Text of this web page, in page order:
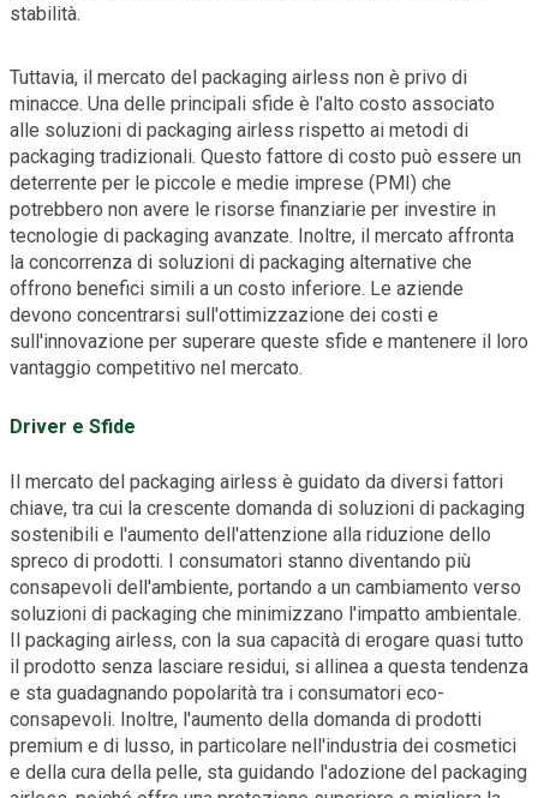
stabilità.
Tuttavia, il mercato del packaging airless non è privo di
minacce. Una delle principali sfide è l'alto costo associato
alle soluzioni di packaging airless rispetto ai metodi di
packaging tradizionali. Questo fattore di costo può essere un
deterrente per le piccole e medie imprese (PMI) che
potrebbero non avere le risorse finanziarie per investire in
tecnologie di packaging avanzate. Inoltre, il mercato affronta
la concorrenza di soluzioni di packaging alternative che
offrono benefici simili a un costo inferiore. Le aziende
devono concentrarsi sull'ottimizzazione dei costi e
sull'innovazione per superare queste sfide e mantenere il loro
vantaggio competitivo nel mercato.
Driver e Sfide
Il mercato del packaging airless è guidato da diversi fattori
chiave, tra cui la crescente domanda di soluzioni di packaging
sostenibili e l'aumento dell'attenzione alla riduzione dello
spreco di prodotti. I consumatori stanno diventando più
consapevoli dell'ambiente, portando a un cambiamento verso
soluzioni di packaging che minimizzano l'impatto ambientale.
Il packaging airless, con la sua capacità di erogare quasi tutto
il prodotto senza lasciare residui, si allinea a questa tendenza
e sta guadagnando popolarità tra i consumatori eco-
consapevoli. Inoltre, l'aumento della domanda di prodotti
premium e di lusso, in particolare nell'industria dei cosmetici
e della cura della pelle, sta guidando l'adozione del packaging